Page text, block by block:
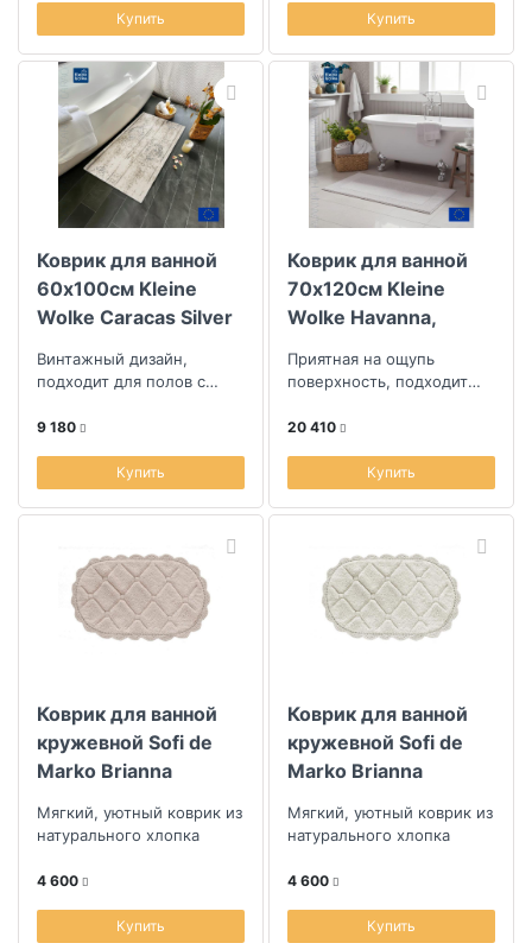
Купить Купить
Коврик для ванной
60x100см Kleine
Wolke Caracas Silver
Винтажный дизайн,
подходит для полов с
9 180
Купить
Коврик для ванной
70x120см Kleine
Wolke Havanna,
Приятная на ощупь
поверхность, подходит
практичный и
20 410
Купить
Коврик для ванной
кружевной Sofi de
Marko Brianna
Мягкий, уютный коврик из
натурального хлопка
4 600
Купить
Коврик для ванной
кружевной Sofi de
Marko Brianna
Мягкий, уютный коврик из
натурального хлопка
4 600
Купить